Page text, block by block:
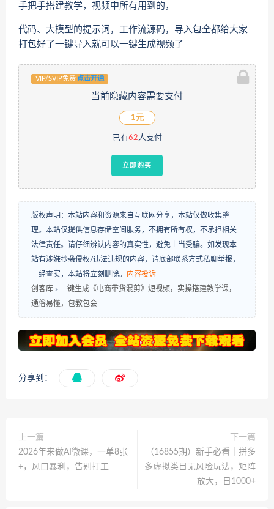
手把手搭建教学，视频中所有用到的，
代码、大模型的提示词，工作流源码，导入包全都给大家
打包好了一键导入就可以一键生成视频了
VIP/SVIP免费 点击开通
当前隐藏内容需要支付
1元
已有62人支付
立即购买
版权声明：本站内容和资源来自互联网分享，本站仅做收集整
理。本站仅提供信息存储空间服务，不拥有所有权，不承担相关
法律责任。请仔细辨认内容的真实性，避免上当受骗。如发现本
站有涉嫌抄袭侵权/违法违规的内容，请底部联系方式私聊举报，
一经查实，本站将立刻删除。 内容投诉
创客库 » 一键生成《电商带货混剪》短视频，实操搭建教学课，
通俗易懂，包教包会
分享到：
上一篇
2026年来做AI微课，一单8张
+，风口暴利，告别打工
下一篇
（16855期）新手必看｜拼多
多虚拟类目无风险玩法，矩阵
放大，日1000+